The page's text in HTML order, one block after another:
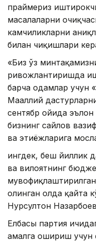
праймериз
масалаларни
камчиликларни
билан чиқишлари
«Биз ўз
ривожлантиришда
барча одамлар учун
Маҳаллий
сентябр ойида эълон
бизнинг сайлов
ва эҳтиёжларига
ингдек, беш йиллик
ва вилоятнинг
олинган ҳолда қайта
Нурсултон
Елбасы партия
амалга ошириш учун